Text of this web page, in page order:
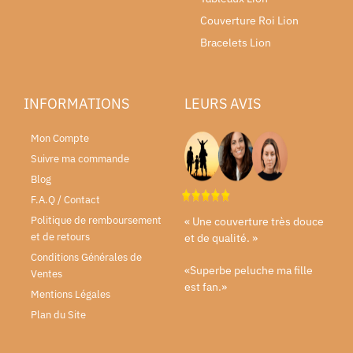
Couverture Roi Lion
Bracelets Lion
INFORMATIONS
Mon Compte
Suivre ma commande
Blog
F.A.Q / Contact
Politique de remboursement
et de retours
Conditions Générales de
Ventes
Mentions Légales
Plan du Site
LEURS AVIS
« Une couverture très douce
et de qualité. »
«Superbe peluche ma fille
est fan.»